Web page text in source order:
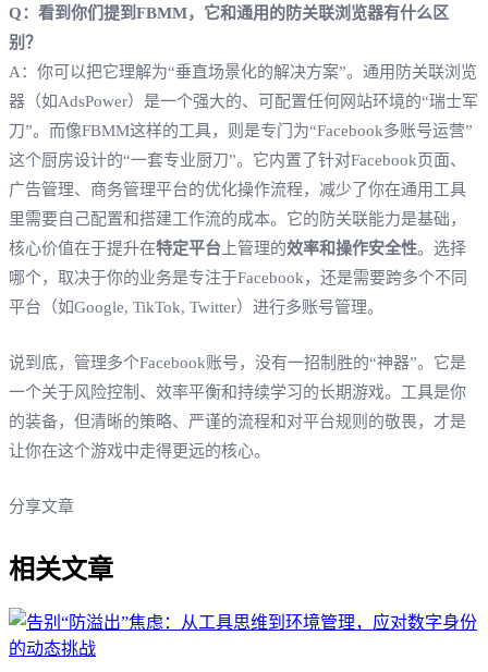
Q：看到你们提到FBMM，它和通用的防关联浏览器有什么区
别？
A：你可以把它理解为“垂直场景化的解决方案”。通用防关联浏览
器（如AdsPower）是一个强大的、可配置任何网站环境的“瑞士军
刀”。而像FBMM这样的工具，则是专门为“Facebook多账号运营”
这个厨房设计的“一套专业厨刀”。它内置了针对Facebook页面、
广告管理、商务管理平台的优化操作流程，减少了你在通用工具
里需要自己配置和搭建工作流的成本。它的防关联能力是基础，
核心价值在于提升在特定平台 上管理的效率和操作安全性。选择
哪个，取决于你的业务是专注于Facebook，还是需要跨多个不同
平台（如Google, TikTok, Twitter）进行多账号管理。
说到底，管理多个Facebook账号，没有一招制胜的“神器”。它是
一个关于风险控制、效率平衡和持续学习的长期游戏。工具是你
的装备，但清晰的策略、严谨的流程和对平台规则的敬畏，才是
让你在这个游戏中走得更远的核心。
分享文章
相关文章